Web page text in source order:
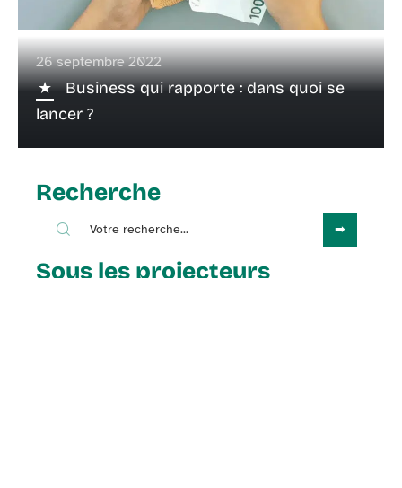
26 septembre 2022
Business qui rapporte : dans quoi se
lancer ?
Recherche
Sous les projecteurs